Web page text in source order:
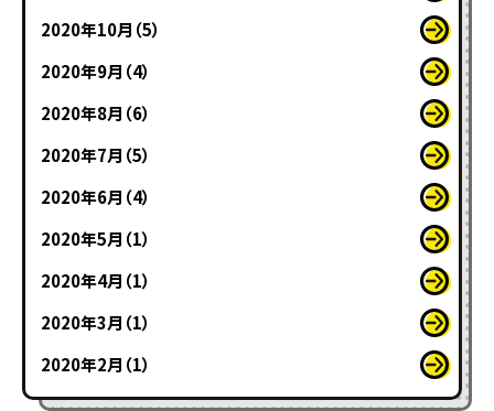
2020年10月（5）
2020年9月（4）
2020年8月（6）
2020年7月（5）
2020年6月（4）
2020年5月（1）
2020年4月（1）
2020年3月（1）
2020年2月（1）